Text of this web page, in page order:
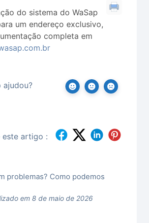
do sistema do WaSap
um endereço exclusivo,
completa em
ajudou?
este artigo :
problemas? Como podemos
em 8 de maio de 2026